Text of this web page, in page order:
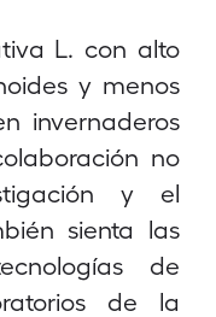
L. con alto
y menos
invernaderos
no
y el
sienta las
de
de la